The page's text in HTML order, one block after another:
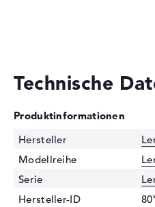
Technische
Produktinformationen
Hersteller
Modellreihe
Serie
Hersteller-ID